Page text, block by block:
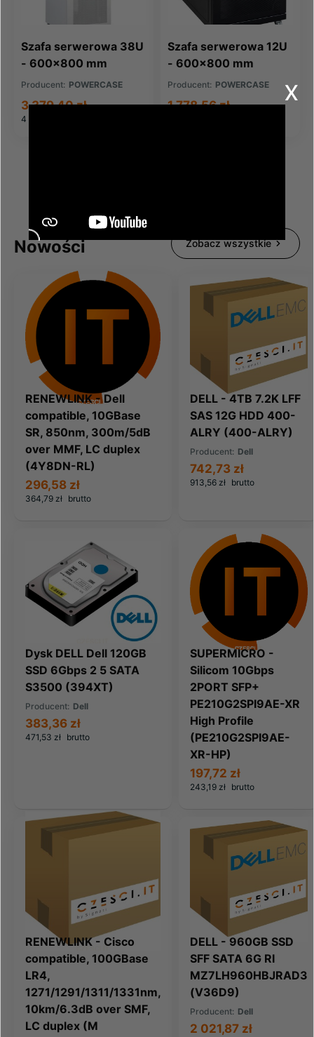
Szafa serwerowa 38U
- 600x800 mm
Producent: POWERCASE
4 156,66 zł
3 379,40 zł
Szafa serwerowa 12U
- 600x800 mm
Producent: POWERCASE
1 778,56 zł
Nowości Zobacz wszystkie
RENEWLINK - Dell
compatible, 10GBase
SR, 850nm, 300m/5dB
over MMF, LC duplex
(4Y8DN-RL)
364,79 zł brutto
296,58 zł
DELL - 4TB 7.2K LFF
SAS 12G HDD 400-
ALRY (400-ALRY)
Producent: Dell
913,56 zł brutto
742,73 zł
Dysk DELL Dell 120GB
SSD 6Gbps 2 5 SATA
S3500 (394XT)
Producent: Dell
471,53 zł brutto
383,36 zł
SUPERMICRO -
Silicom 10Gbps
2PORT SFP+
PE210G2SPI9AE-XR
High Profile
(PE210G2SPI9AE-
XR-HP)
243,19 zł brutto
197,72 zł
RENEWLINK - Cisco
compatible, 100GBase
LR4,
1271/1291/1311/1331nm,
10km/6.3dB over SMF,
LC duplex (M
DELL - 960GB SSD
SFF SATA 6G RI
MZ7LH960HBJRAD3
(V36D9)
Producent: Dell
2 021,87 zł
x